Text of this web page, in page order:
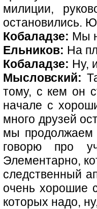
милиции,
остановились.
Кобаладзе: Мы
Ельников: На
Кобаладзе: Ну,
Мысловский:
тому, с кем он
начале с
много друзей
мы продолжаем
говорю про
Элементарно,
следственный
очень хорошие
которых надо,